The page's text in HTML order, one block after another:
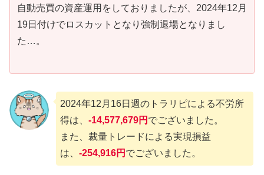
自動売買の資産運用をしておりましたが、2024年12月
19日付けでロスカットとなり強制退場となりまし
た…。
2024年12月16日週のトラリピによる不労所
得は、 -14,577,679円 でございました。
また、裁量トレードによる実現損益
は、 -254,916円 でございました。